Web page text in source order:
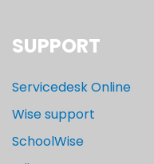
SUPPORT
Servicedesk Online
Wise support
SchoolWise